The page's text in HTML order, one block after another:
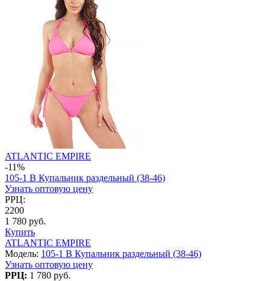
ATLANTIC EMPIRE
-11%
105-1 B Купальник раздельный (38-46)
Узнать оптовую цену
РРЦ:
2200
1 780 руб.
Купить
ATLANTIC EMPIRE
Модель: 105-1 B Купальник раздельный (38-46)
Узнать оптовую цену
РРЦ: 1 780 руб.